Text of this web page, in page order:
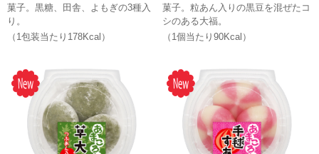
菓子。黒糖、田舎、よもぎの3種入
り。
（1包装当たり178Kcal）
菓子。粒あん入りの黒豆を混ぜたコ
シのある大福。
（1個当たり90Kcal）